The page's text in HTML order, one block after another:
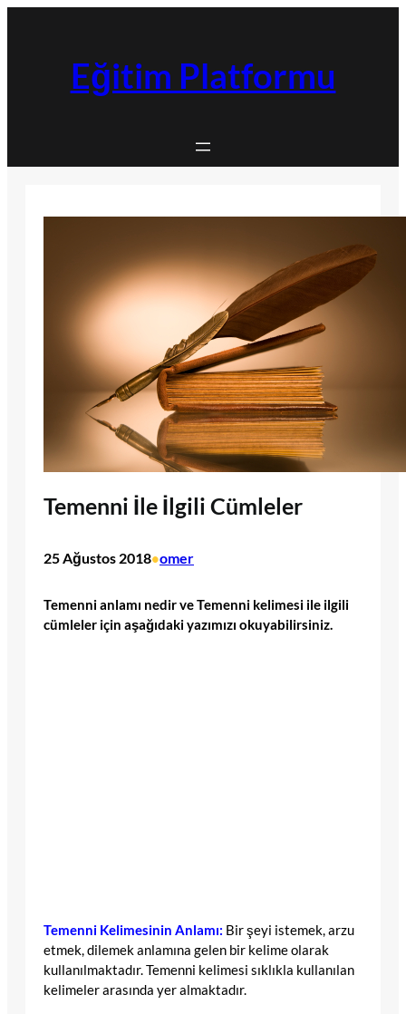
Eğitim Platformu
Temenni İle İlgili Cümleler
25 Ağustos 2018•omer
Temenni anlamı nedir ve Temenni kelimesi ile ilgili
cümleler için aşağıdaki yazımızı okuyabilirsiniz.
Temenni Kelimesinin Anlamı: Bir şeyi istemek, arzu
etmek, dilemek anlamına gelen bir kelime olarak
kullanılmaktadır. Temenni kelimesi sıklıkla kullanılan
kelimeler arasında yer almaktadır.